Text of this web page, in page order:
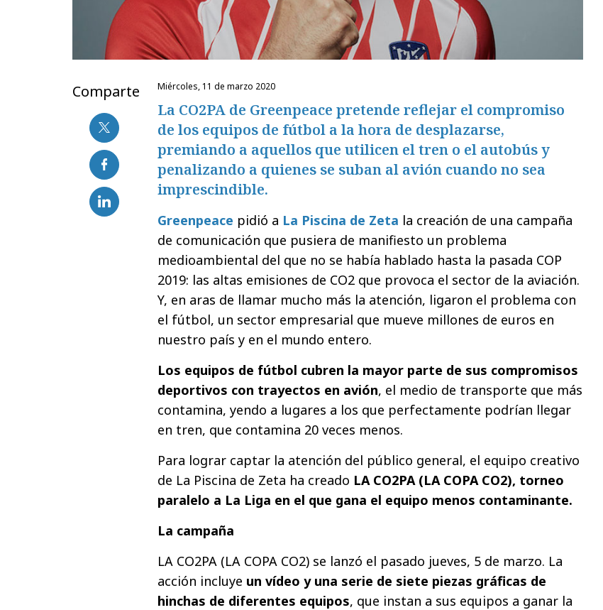
Comparte miércoles, 11 de marzo 2020
La CO2PA de Greenpeace pretende reflejar el compromiso
de los equipos de fútbol a la hora de desplazarse,
premiando a aquellos que utilicen el tren o el autobús y
penalizando a quienes se suban al avión cuando no sea
imprescindible.
Greenpeace pidió a La Piscina de Zeta la creación de una campaña
de comunicación que pusiera de manifiesto un problema
medioambiental del que no se había hablado hasta la pasada COP
2019: las altas emisiones de CO2 que provoca el sector de la aviación.
Y, en aras de llamar mucho más la atención, ligaron el problema con
el fútbol, un sector empresarial que mueve millones de euros en
nuestro país y en el mundo entero.
Los equipos de fútbol cubren la mayor parte de sus compromisos
deportivos con trayectos en avión, el medio de transporte que más
contamina, yendo a lugares a los que perfectamente podrían llegar
en tren, que contamina 20 veces menos.
Para lograr captar la atención del público general, el equipo creativo
de La Piscina de Zeta ha creado LA CO2PA (LA COPA CO2), torneo
paralelo a La Liga en el que gana el equipo menos contaminante.
La campaña
LA CO2PA (LA COPA CO2) se lanzó el pasado jueves, 5 de marzo. La
acción incluye un vídeo y una serie de siete piezas gráficas de
hinchas de diferentes equipos, que instan a sus equipos a ganar la